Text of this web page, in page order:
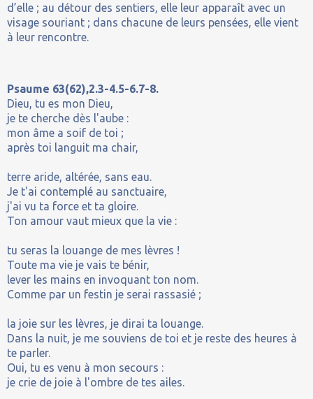
d’elle ; au détour des sentiers, elle leur apparaît avec un
visage souriant ; dans chacune de leurs pensées, elle vient
à leur rencontre.
Psaume 63(62),2.3-4.5-6.7-8.
Dieu, tu es mon Dieu,
je te cherche dès l'aube :
mon âme a soif de toi ;
après toi languit ma chair,
terre aride, altérée, sans eau.
Je t'ai contemplé au sanctuaire,
j'ai vu ta force et ta gloire.
Ton amour vaut mieux que la vie :
tu seras la louange de mes lèvres !
Toute ma vie je vais te bénir,
lever les mains en invoquant ton nom.
Comme par un festin je serai rassasié ;
la joie sur les lèvres, je dirai ta louange.
Dans la nuit, je me souviens de toi et je reste des heures à
te parler.
Oui, tu es venu à mon secours :
je crie de joie à l'ombre de tes ailes.